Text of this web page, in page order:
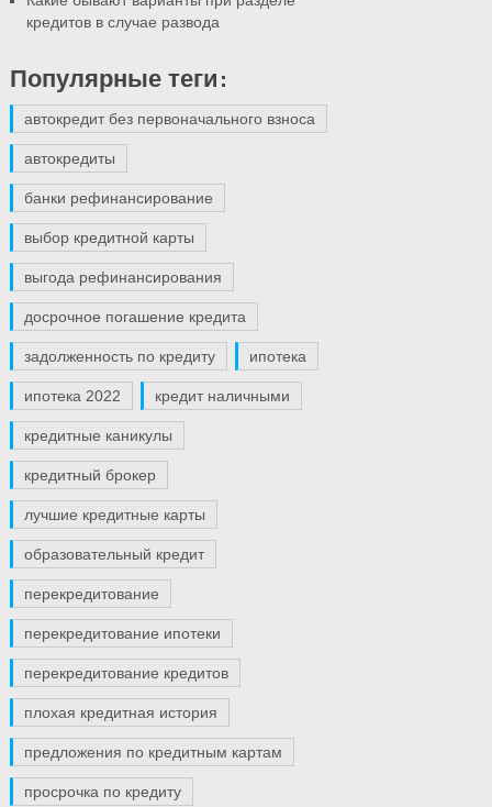
кредитов в случае развода
Популярные теги:
автокредит без первоначального взноса
автокредиты
банки рефинансирование
выбор кредитной карты
выгода рефинансирования
досрочное погашение кредита
задолженность по кредиту ипотека
ипотека 2022 кредит наличными
кредитные каникулы
кредитный брокер
лучшие кредитные карты
образовательный кредит
перекредитование
перекредитование ипотеки
перекредитование кредитов
плохая кредитная история
предложения по кредитным картам
просрочка по кредиту